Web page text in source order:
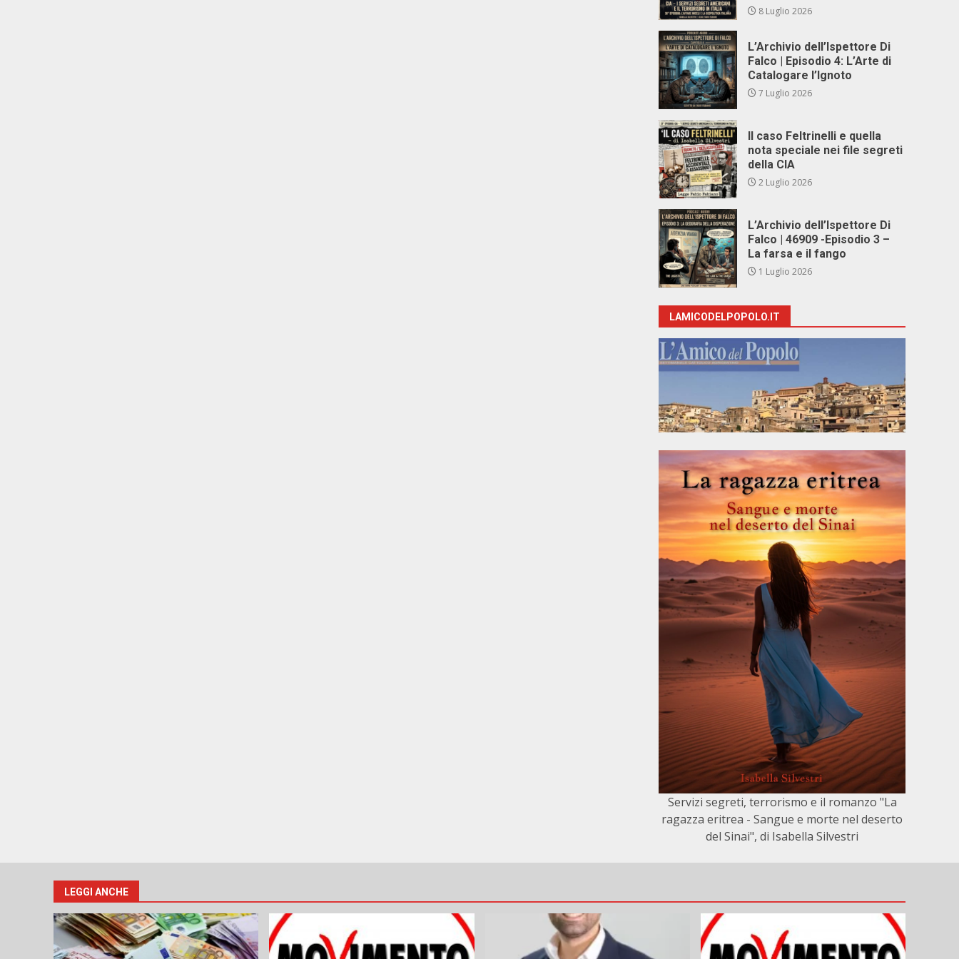
8 Luglio 2026
L’Archivio dell’Ispettore Di
Falco | Episodio 4: L’Arte di
Catalogare l’Ignoto
7 Luglio 2026
Il caso Feltrinelli e quella
nota speciale nei file segreti
della CIA
2 Luglio 2026
L’Archivio dell’Ispettore Di
Falco | 46909 -Episodio 3 –
La farsa e il fango
1 Luglio 2026
LAMICODELPOPOLO.IT
Servizi segreti, terrorismo e il romanzo "La
ragazza eritrea - Sangue e morte nel deserto
del Sinai", di Isabella Silvestri
LEGGI ANCHE